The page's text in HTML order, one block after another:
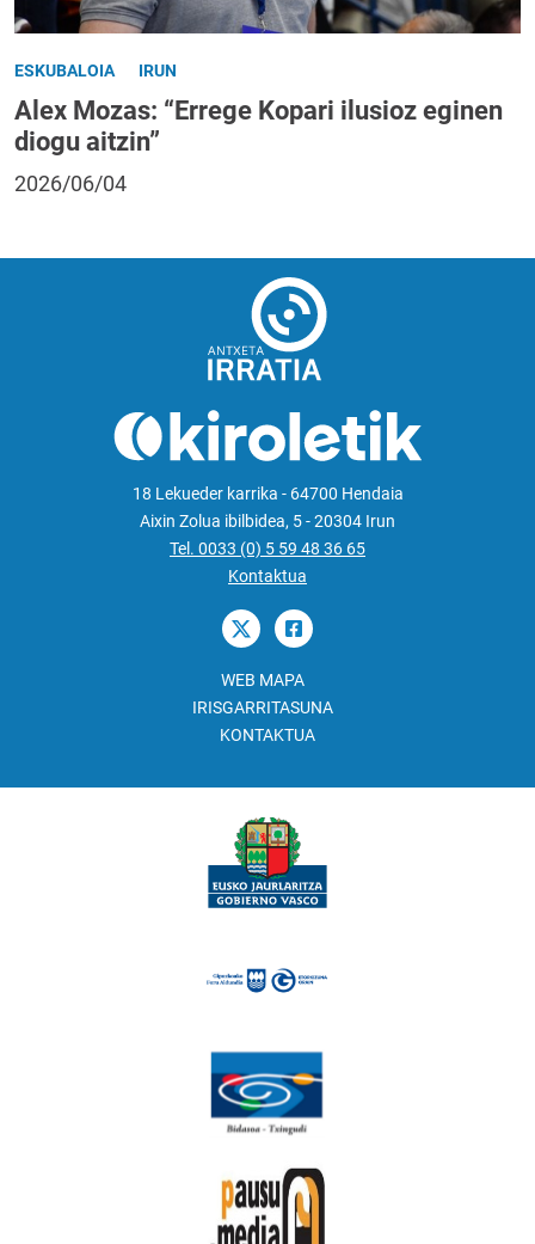
ESKUBALOIA IRUN
Alex Mozas: “Errege Kopari ilusioz eginen
diogu aitzin”
2026/06/04
18 Lekueder karrika - 64700 Hendaia
Aixin Zolua ibilbidea, 5 - 20304 Irun
Tel. 0033 (0) 5 59 48 36 65
Kontaktua
WEB MAPA
IRISGARRITASUNA
KONTAKTUA